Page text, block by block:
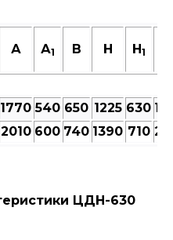
А А1 В Н H1
1770 540 650 1225 630
2010 600 740 1390 710
ЦДН-630